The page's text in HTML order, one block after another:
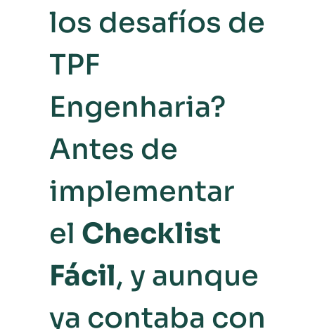
los desafíos de
TPF
Engenharia?
Antes de
implementar
el Checklist
Fácil, y aunque
ya contaba con